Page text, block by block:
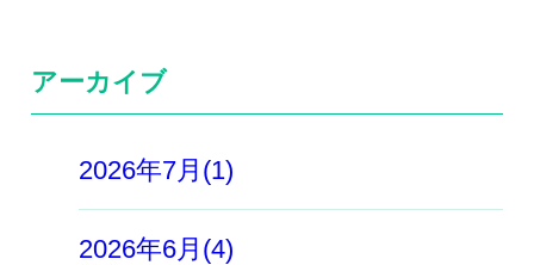
アーカイブ
2026年7月(1)
2026年6月(4)